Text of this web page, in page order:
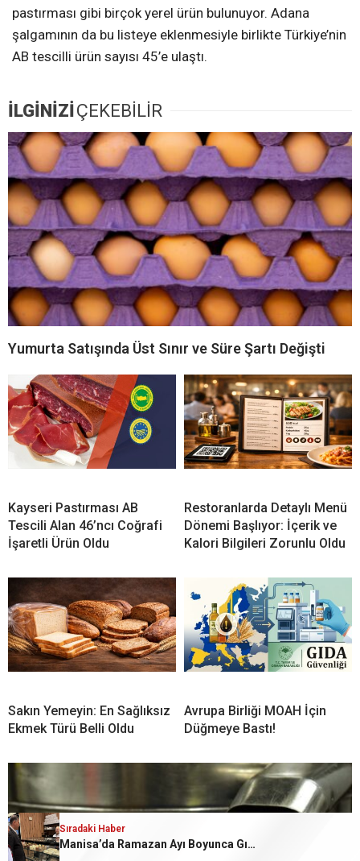
Sıradaki Haber
Adana Şalgamı AB Tescilli Ürünler Listesine Girdi
pastırması gibi birçok yerel ürün bulunuyor. Adana
şalgamının da bu listeye eklenmesiyle birlikte Türkiye’nin
AB tescilli ürün sayısı 45’e ulaştı.
İLGİNİZİÇEKEBİLİR
Yumurta Satışında Üst Sınır ve Süre Şartı Değişti
Kayseri Pastırması AB
Tescili Alan 46’ncı Coğrafi
İşaretli Ürün Oldu
Restoranlarda Detaylı Menü
Dönemi Başlıyor: İçerik ve
Kalori Bilgileri Zorunlu Oldu
Sakın Yemeyin: En Sağlıksız
Ekmek Türü Belli Oldu
Avrupa Birliği MOAH İçin
Düğmeye Bastı!
Sıradaki Haber
Manisa’da Ramazan Ayı Boyunca Gıda Denetimleri Yapıldı